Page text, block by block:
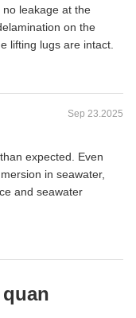
leakage at the
on the
lifting lugs are intact.
Sep 23.2025
expected. Even
in seawater,
and seawater